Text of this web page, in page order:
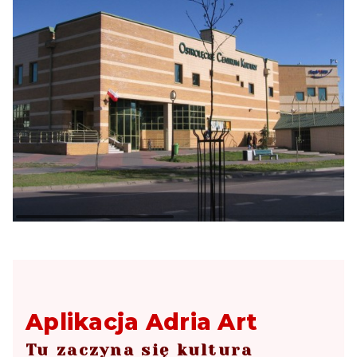
Aplikacja Adria Art
Tu zaczyna się kultura